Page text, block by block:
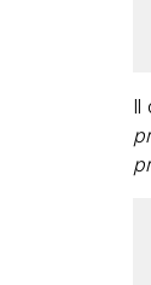
Il